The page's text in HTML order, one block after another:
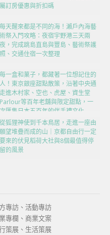
屬訂房優惠與折扣碼
每天醒來都是不同的海！瀨戶內海藝
術祭入門攻略：夜宿宇野港三天兩
夜，完成跳島直島與豐島、藝術祭護
照、交通住宿一次整理
每一盒和菓子，都藏著一位想記住的
人！東京銀座甜點散策，沿著中央通
走進木村家、空也、虎屋、資生堂
Parlour等百年老舖與限定甜點，一
次匯集日本五百年的伴手禮文化
從狐狸神使到千本鳥居，走進一座由
願望堆疊而成的山｜京都自由行一定
要來的伏見稻荷大社與8個最值得停
留的風景
專訪、活動專訪
專欄、商業文案
策展、生活策展